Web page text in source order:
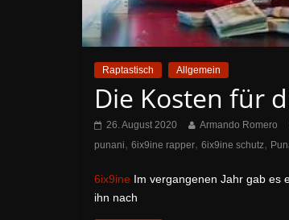
Raptastisch Allgemein
Die Kosten für
26. August 2020 Armando Romero
punani, 6ix9ine rapper, 6ix9ine schutz,
6ix9ine Im vergangenen Jahr gab es
ihn nach